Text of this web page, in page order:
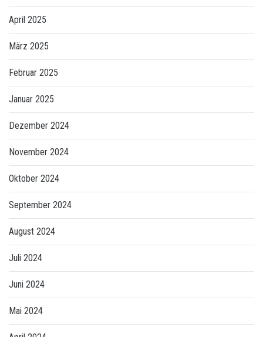
April 2025
März 2025
Februar 2025
Januar 2025
Dezember 2024
November 2024
Oktober 2024
September 2024
August 2024
Juli 2024
Juni 2024
Mai 2024